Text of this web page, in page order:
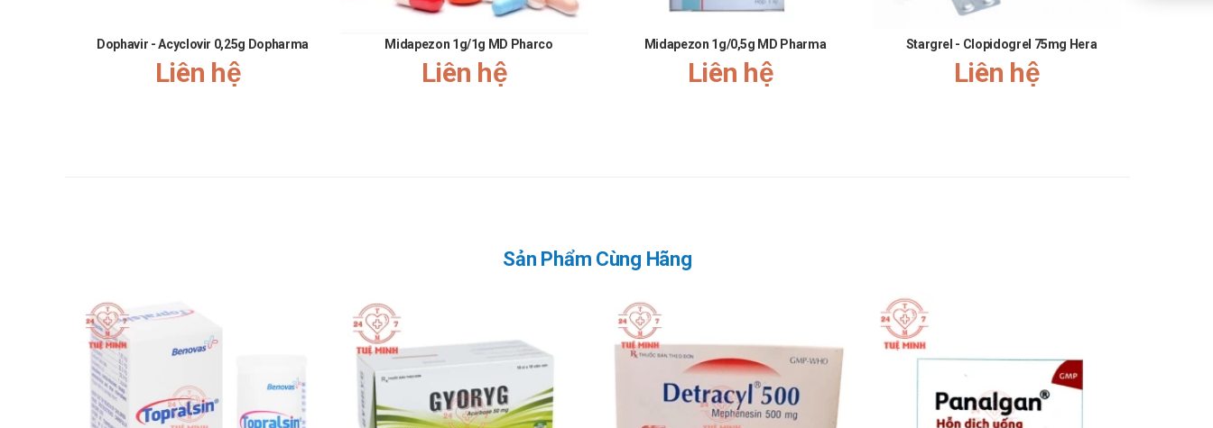
Nói không với hàng giả, hàng kém chất lượng.
Bảo quản nơi khô ráo, thoáng mát. Tránh ánh nắng mặt trời.
Hướng dẫn xử lý khi bị quên liều, quá liều
Giấy phép xác nhận từ Bộ Y Tế
VD-15743-11
Thông tin khác
Sản xuất tại: Công ty cổ phần dược phẩm Cửu Long
Xuất xứ thương hiệu: Việt Nam
Dophavir - Acyclovir 0,25g Dopharma
Liên hệ
Midapezon 1g/1g MD Pharco
Liên hệ
Midapezon 1g/0,5g MD Pharma
Liên hệ
Stargrel - Clopidogrel 75mg Hera
Liên hệ
Sản Phẩm Cùng Hãng